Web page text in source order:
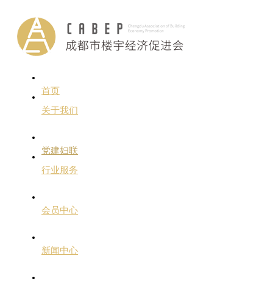
首页
关于我们
党建妇联
行业服务
会员中心
新闻中心